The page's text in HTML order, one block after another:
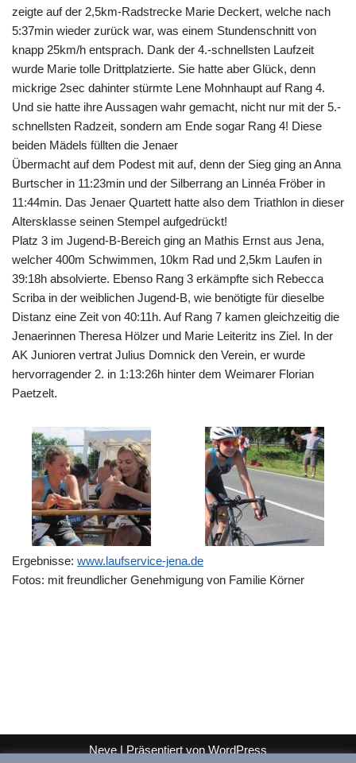
zeigte auf der 2,5km-Radstrecke Marie Deckert, welche nach
5:37min wieder zurück war, was einem Stundenschnitt von
knapp 25km/h entsprach. Dank der 4.-schnellsten Laufzeit
wurde Marie tolle Drittplatzierte. Sie hatte aber Glück, denn
mickrige 2sec dahinter stürmte Lene Mohnhaupt auf Rang 4.
Und sie hatte ihre Aussagen wahr gemacht, nicht nur mit der 5.-
schnellsten Radzeit, sondern am Ende sogar Rang 4! Diese
beiden Mädels füllten die Jenaer
Übermacht auf dem Podest mit auf, denn der Sieg ging an Anna
Burtscher in 11:23min und der Silberrang an Linnéa Fröber in
11:44min. Das Jenaer Quartett hatte also dem Triathlon in dieser
Altersklasse seinen Stempel aufgedrückt!
Platz 3 im Jugend-B-Bereich ging an Mathis Ernst aus Jena,
welcher 400m Schwimmen, 10km Rad und 2,5km Laufen in
39:18h absolvierte. Ebenso Rang 3 erkämpfte sich Rebecca
Scriba in der weiblichen Jugend-B, wie benötigte für dieselbe
Distanz eine Zeit von 40:11h. Auf Rang 7 kamen gleichzeitig die
Jenaerinnen Theresa Hölzer und Marie Leiteritz ins Ziel. In der
AK Junioren vertrat Julius Domnick den Verein, er wurde
hervorragender 2. in 1:13:26h hinter dem Weimarer Florian
Paetzelt.
Ergebnisse: www.laufservice-jena.de
Fotos: mit freundlicher Genehmigung von Familie Körner
Neve| Präsentiert vonWordPress